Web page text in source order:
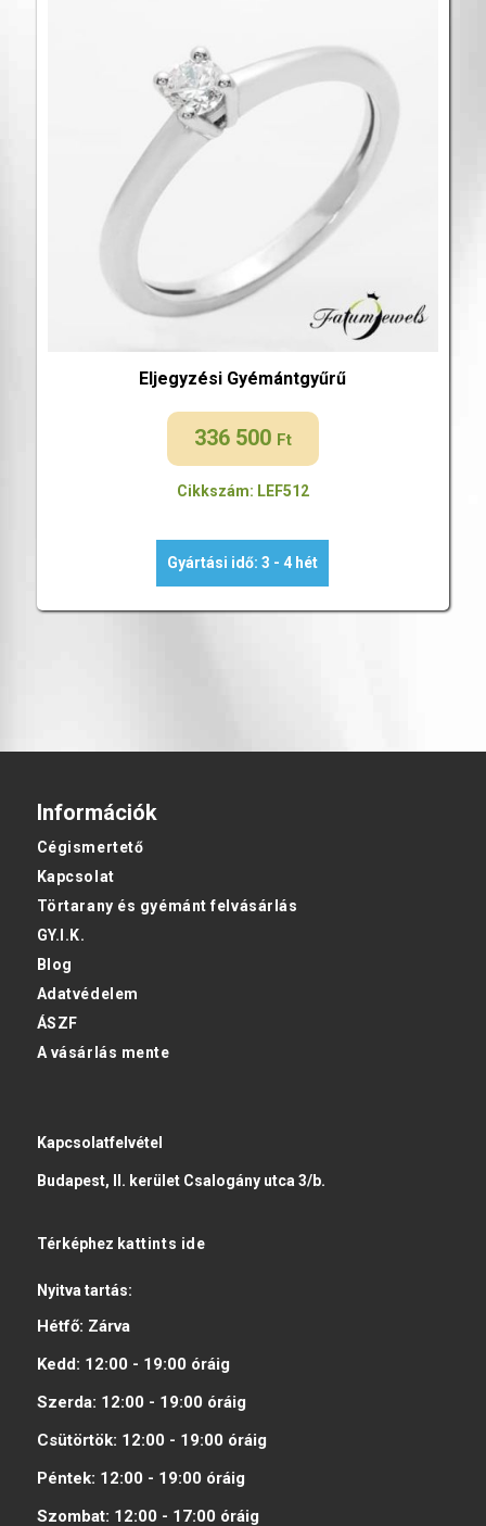
Eljegyzési Gyémántgyűrű
336 500 Ft
Cikkszám: LEF512
Gyártási idő: 3 - 4 hét
Információk
Cégismertető
Kapcsolat
Törtarany és gyémánt felvásárlás
GY.I.K.
Blog
Adatvédelem
ÁSZF
A vásárlás mente
Kapcsolatfelvétel
Budapest, II. kerület Csalogány utca 3/b.
Térképhez kattints ide
Nyitva tartás:
Hétfő: Zárva
Kedd: 12:00 - 19:00 óráig
Szerda: 12:00 - 19:00 óráig
Csütörtök: 12:00 - 19:00 óráig
Péntek: 12:00 - 19:00 óráig
Szombat: 12:00 - 17:00 óráig